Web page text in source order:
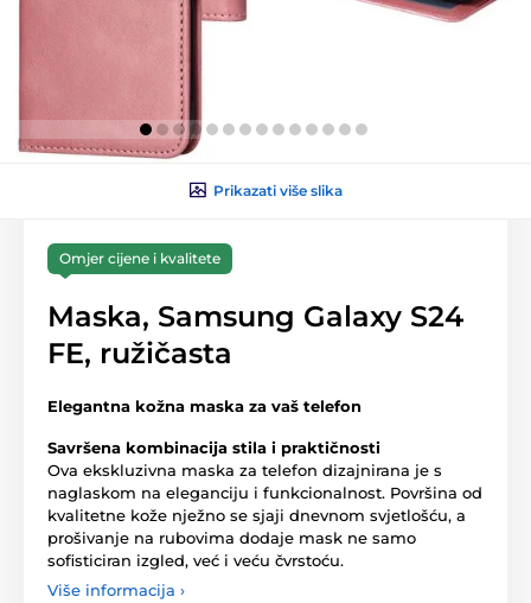
Prikazati više slika
Omjer cijene i kvalitete
Maska, Samsung Galaxy S24
FE, ružičasta
Elegantna kožna maska za vaš telefon
Savršena kombinacija stila i praktičnosti
Ova ekskluzivna maska za telefon dizajnirana je s
naglaskom na eleganciju i funkcionalnost. Površina od
kvalitetne kože nježno se sjaji dnevnom svjetlošću, a
prošivanje na rubovima dodaje mask ne samo
sofisticiran izgled, već i veću čvrstoću.
Više informacija ›